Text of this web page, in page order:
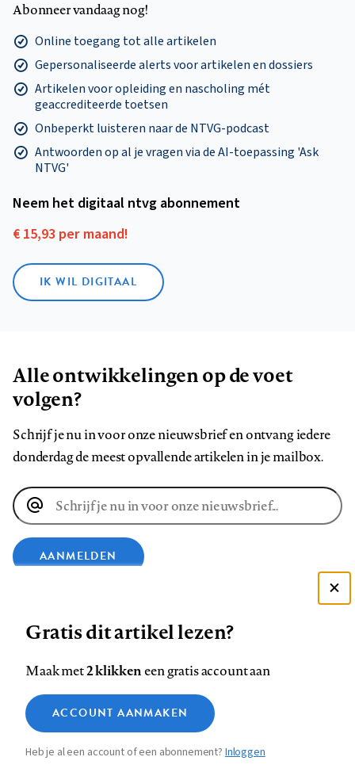
Abonneer vandaag nog!
Online toegang tot alle artikelen
Gepersonaliseerde alerts voor artikelen en dossiers
Artikelen voor opleiding en nascholing mét
geaccrediteerde toetsen
Onbeperkt luisteren naar de NTVG-podcast
Antwoorden op al je vragen via de AI-toepassing 'Ask
NTVG'
Neem het digitaal ntvg abonnement
€ 15,93 per maand!
IK WIL DIGITAAL
Alle ontwikkelingen op de voet
volgen?
Schrijf je nu in voor onze nieuwsbrief en ontvang iedere
donderdag de meest opvallende artikelen in je mailbox.
E-
mailadres
AANMELDEN
op
Facebook
op
LinkedIn
op
Bluesky
ons
op
InstagramYouTube
Footer
Contact Colofon Disclaimer Privacy
Medische vragen verdienen
betrouwbare antwoorden
Zie onze cookie policy
Analytische cookies
Marketing cookies
Gratis dit artikel lezen?
Maak met2 klikkeneen gratis account aan
ACCOUNT AANMAKEN
Heb je al een account of een abonnement?Inloggen